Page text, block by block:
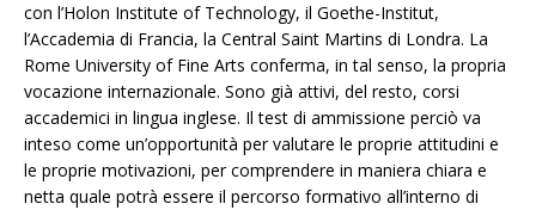
con l’Holon Institute of Technology, il Goethe-Institut,
l’Accademia di Francia, la Central Saint Martins di Londra. La
Rome University of Fine Arts conferma, in tal senso, la propria
vocazione internazionale. Sono già attivi, del resto, corsi
accademici in lingua inglese. Il test di ammissione perciò va
inteso come un’opportunità per valutare le proprie attitudini e
le proprie motivazioni, per comprendere in maniera chiara e
netta quale potrà essere il percorso formativo all’interno di